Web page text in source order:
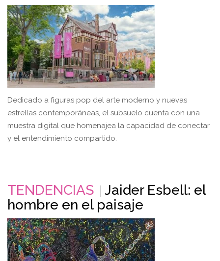
Dedicado a figuras pop del arte moderno y nuevas
estrellas contemporáneas, el subsuelo cuenta con una
muestra digital que homenajea la capacidad de conectar
y el entendimiento compartido.
TENDENCIAS
Jaider Esbell: el
hombre en el paisaje